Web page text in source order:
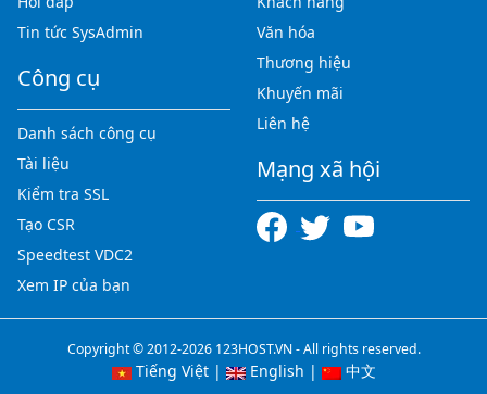
Tin tức SysAdmin
Công cụ
Danh sách công cụ
Tài liệu
Kiểm tra SSL
Tạo CSR
Speedtest VDC2
Xem IP của bạn
Văn hóa
Thương hiệu
Khuyến mãi
Liên hệ
Mạng xã hội
Copyright © 2012-2026 123HOST.VN - All rights reserved.
Tiếng Việt| English | 中文